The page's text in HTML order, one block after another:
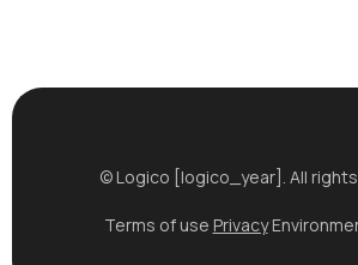
© Logico [logico_year]. All
Terms of use Privacy